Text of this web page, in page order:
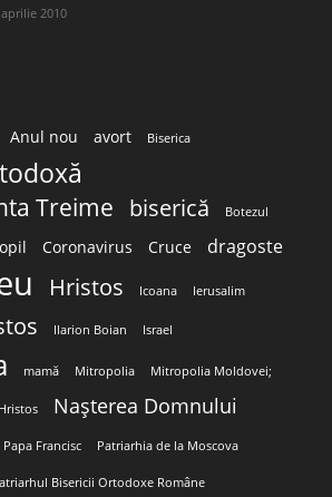
aprilie 2010
Anul nou avort Biserica
Treime biserică Botezul
Coronavirus Cruce dragoste
Hristos Icoana Ierusalim
Ilarion Boian Israel
mamă Mitropolia Mitropolia Moldovei;
Nașterea Domnului
Papa Francisc Patriarhia de la Moscova
Bisericii Ortodoxe Române